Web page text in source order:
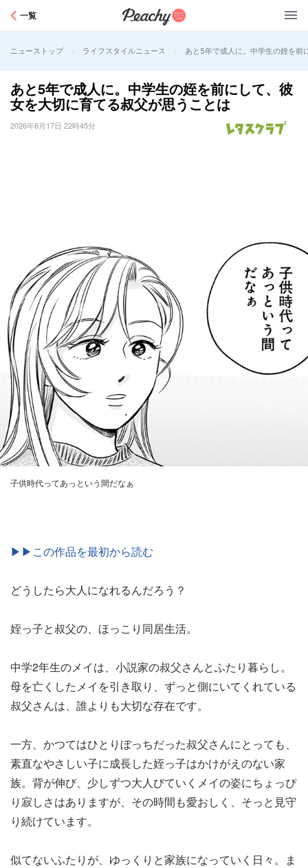
一覧
ニューストップ > ライフスタイルニュース > あと5年で成人に。中学生の姪を前
あと5年で成人に。中学生の姪を前にして、彼
女を大切に育てる叔父が思うことは
2026年6月17日 22時45分
子供時代ってあっという間だなぁ
▶▶この作品を最初から読む
どうしたら大人になれるんだろう？
姪っ子と叔父の、ほっこり同居生活。
中学2年生のメイは、小説家の叔父さんとふたり暮らし。
母を亡くしたメイを引き取り、ずっと側にいてくれている
叔父さんは、誰よりも大切な存在です。
一方、かつてはひとりぼっちだった叔父さんにとっても、
素直なやさしい子に成長した姪っ子はかけがえのない家
族。背が伸び、少しずつ大人びていくメイの姿にちょっぴ
り寂しさはありますが、その時間も愛おしく、そっと見守
り続けています。
似てないふたりが、ゆっくりと家族になっていく日々。ま